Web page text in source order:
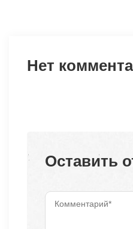
Нет
Оставить